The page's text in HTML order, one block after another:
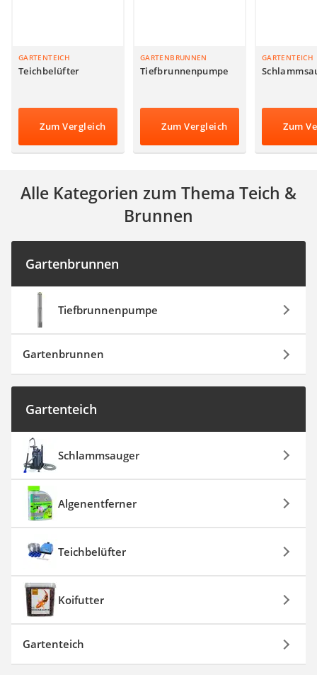
GARTENTEICH
Teichbelüfter
Zum Vergleich
GARTENBRUNNEN
Tiefbrunnenpumpe
Zum Vergleich
GARTENTEICH
Zum
Alle Kategorien zum Thema Teich &
Brunnen
Gartenbrunnen
Tiefbrunnenpumpe
Gartenbrunnen
Gartenteich
Schlammsauger
Algenentferner
Teichbelüfter
Koifutter
Gartenteich